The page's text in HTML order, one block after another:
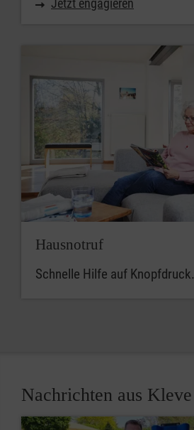
Jetzt engagieren
Hausnotruf
Schnelle Hilfe auf Knopfdruck.
Nachrichten aus Kleve